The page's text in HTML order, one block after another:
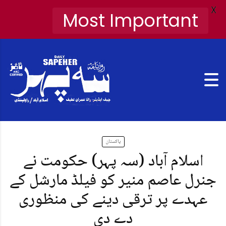
پاکستان
اسلام آباد (سہ پہر) حکومت نے
جنرل عاصم منیر کو فیلڈ مارشل کے
عہدے پر ترقی دینے کی منظوری
دے دی
Most Important X